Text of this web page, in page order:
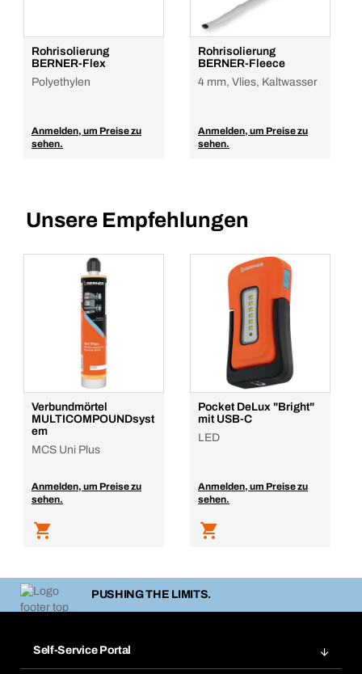
Rohrisolierung
BERNER-Flex
Polyethylen
Anmelden, um Preise zu
sehen.
Rohrisolierung
BERNER-Fleece
4 mm, Vlies, Kaltwasser
Anmelden, um Preise zu
sehen.
Unsere Empfehlungen
Verbundmörtel
MULTICOMPOUNDsyst
em
MCS Uni Plus
Anmelden, um Preise zu
sehen.
Pocket DeLux "Bright"
mit USB-C
LED
Anmelden, um Preise zu
sehen.
PUSHING THE LIMITS.
Self-Service Portal